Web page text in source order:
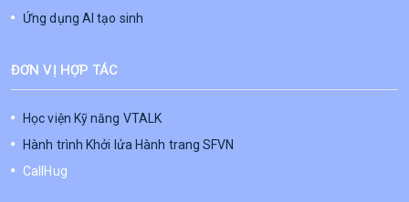
Ứng dụng AI tạo sinh
ĐƠN VỊ HỢP TÁC
Học viện Kỹ năng VTALK
Hành trình Khởi lửa Hành trang SFVN
CallHug